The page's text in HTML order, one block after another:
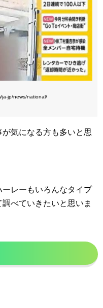
ja-jp/news/national/
気になる方も多いと思
レーもいろんなタイプ
べていきたいと思いま